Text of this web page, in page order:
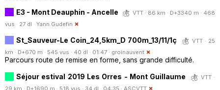
E3 - Mont Deauphin - Ancelle
VTT · 86 km · D+3340 m · 468
vus · 27 dl · Yann.Gudefin
St_Sauveur-Le Coin_24,5km_D 700m_13/11/1ç
VTT · 25
km · D+670 m · 545 vus · 40 dl · 01:47 · groinauvent
Parcours route de remise en forme, sans grande difficulté.
Séjour estival 2019 Les Orres - Mont Guillaume
VTT ·
29 km · D+1690 m · 518 vus · 34 dl · 04:35 · ASCVTT